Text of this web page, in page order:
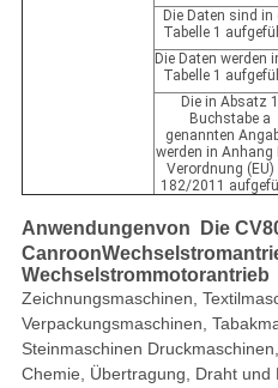
Die Daten sind in
Tabelle 1
Die Daten werden
Tabelle 1
Die in Absatz 1
Buchstabe a
genannten
werden in Anhang
Verordnung (EU)
182/2011
Anwendungenvon
Die
Canroon
Wechselstrommotorantrieb
Zeichnungsmaschinen,
Verpackungsmaschinen,
Steinmaschinen Druckmaschinen,
Chemie, Übertragung, Draht und